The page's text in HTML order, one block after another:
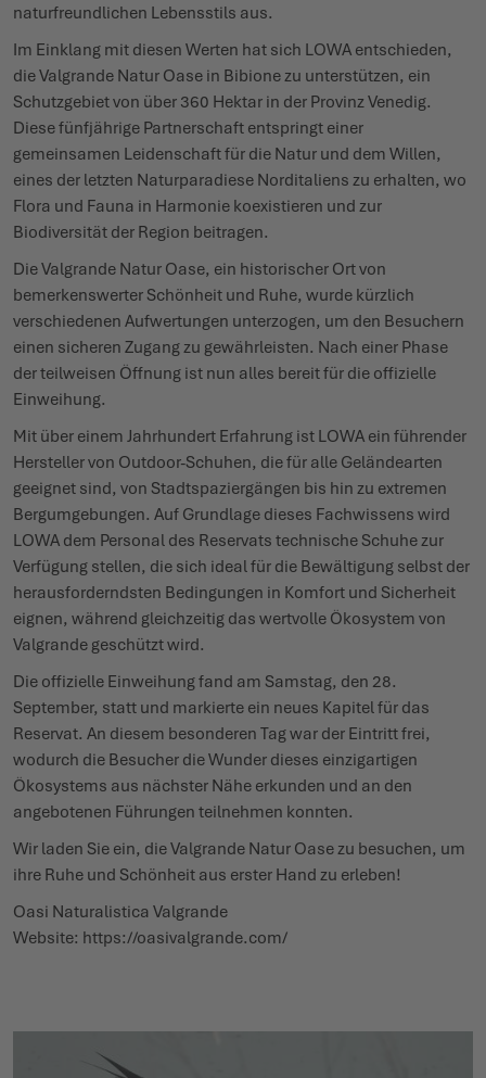
WINTERSCHUHE
LOWA PROFESSIONAL
WINTERSCHUHE
LOWA PROFESSIONAL
IT'S TIME TO TAME THE TERRAIN!
ZIEH LOS, ERLEBE MEHR!
CHALLENGE ACCEPTED – WENN DIE BERGE NACH DIR
RUFEN
EVENTS
PODCAST
PRESSE
KARRIERE
SCHÖFFEL-LOWA-STORES
naturfreundlichen Lebensstils aus.
Im Einklang mit diesen Werten hat sich LOWA entschieden,
die Valgrande Natur Oase in Bibione zu unterstützen, ein
Schutzgebiet von über 360 Hektar in der Provinz Venedig.
Diese fünfjährige Partnerschaft entspringt einer
gemeinsamen Leidenschaft für die Natur und dem Willen,
eines der letzten Naturparadiese Norditaliens zu erhalten, wo
Flora und Fauna in Harmonie koexistieren und zur
Biodiversität der Region beitragen.
Die Valgrande Natur Oase, ein historischer Ort von
bemerkenswerter Schönheit und Ruhe, wurde kürzlich
verschiedenen Aufwertungen unterzogen, um den Besuchern
einen sicheren Zugang zu gewährleisten. Nach einer Phase
der teilweisen Öffnung ist nun alles bereit für die offizielle
Einweihung.
Mit über einem Jahrhundert Erfahrung ist LOWA ein führender
Hersteller von Outdoor-Schuhen, die für alle Geländearten
geeignet sind, von Stadtspaziergängen bis hin zu extremen
Bergumgebungen. Auf Grundlage dieses Fachwissens wird
LOWA dem Personal des Reservats technische Schuhe zur
Verfügung stellen, die sich ideal für die Bewältigung selbst der
herausforderndsten Bedingungen in Komfort und Sicherheit
eignen, während gleichzeitig das wertvolle Ökosystem von
Valgrande geschützt wird.
Die offizielle Einweihung fand am Samstag, den 28.
September, statt und markierte ein neues Kapitel für das
Reservat. An diesem besonderen Tag war der Eintritt frei,
wodurch die Besucher die Wunder dieses einzigartigen
Ökosystems aus nächster Nähe erkunden und an den
angebotenen Führungen teilnehmen konnten.
Wir laden Sie ein, die Valgrande Natur Oase zu besuchen, um
ihre Ruhe und Schönheit aus erster Hand zu erleben!
Oasi Naturalistica Valgrande
Website: https://oasivalgrande.com/